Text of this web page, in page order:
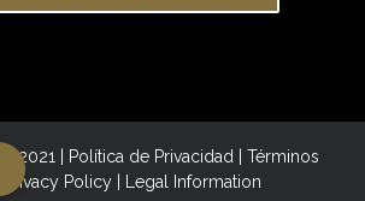
2021 | Política de Privacidad | Términos
Privacy Policy | Legal Information